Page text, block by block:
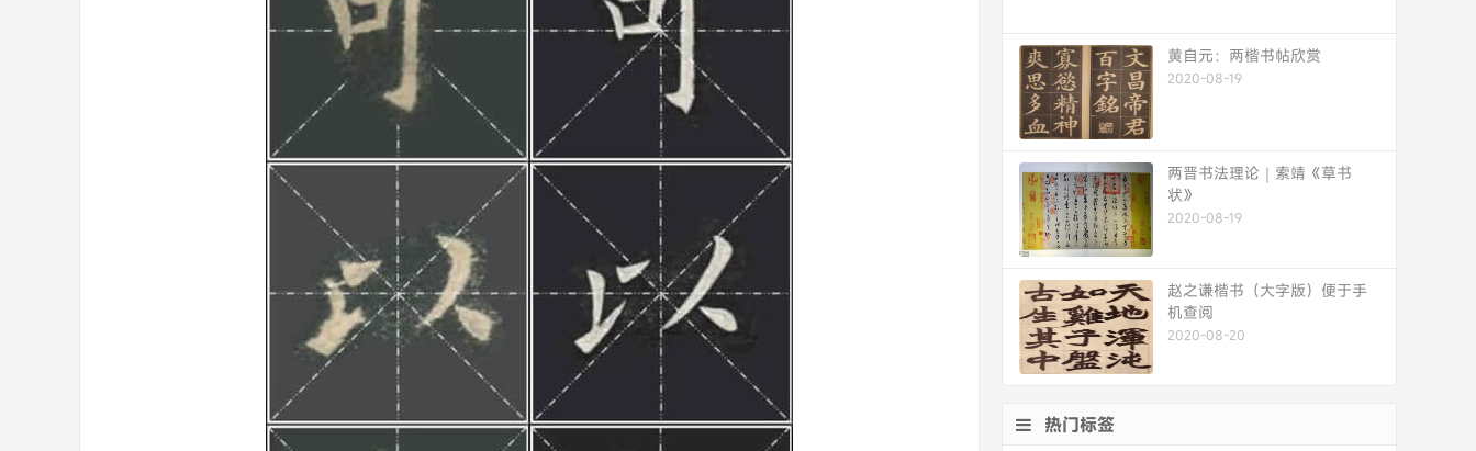
黄自元：两楷书帖欣赏
2020-08-19
两晋书法理论｜索靖《草书
状》
2020-08-19
赵之谦楷书（大字版）便于手
机查阅
2020-08-20
热门标签